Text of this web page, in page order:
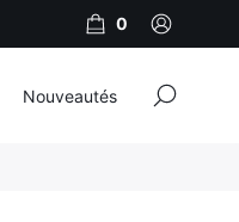
0
Nouveautés